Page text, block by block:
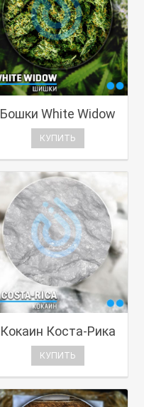
Бошки White Widow
КУПИТЬ
Кокаин Коста-Рика
КУПИТЬ